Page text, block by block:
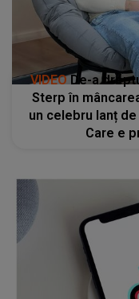
VIDEODe-a
Sterp în
un celebru lanț
Care e